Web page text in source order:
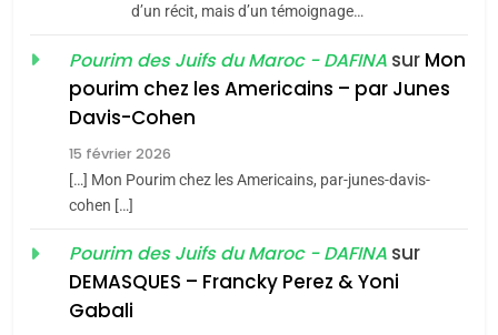
JUDAISME
Maroc : Les amandes de
Tafraout, le miel de Tadla
du terroir
Oeil ravageur – Vanessa
De Loya Stauber
d’un récit, mais d’un témoignage…
Pourim des Juifs du Maroc - DAFINA sur Mon
pourim chez les Americains – par Junes
Davis-Cohen
15 février 2026
[…] Mon Pourim chez les Americains, par-junes-davis-
cohen […]
Pourim des Juifs du Maroc - DAFINA sur
DEMASQUES – Francky Perez & Yoni
Gabali